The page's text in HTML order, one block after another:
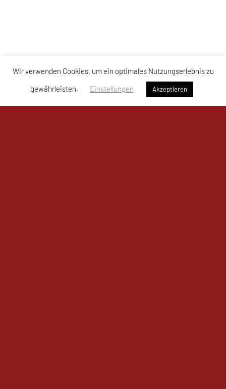
Wir verwenden Cookies, um ein optimales Nutzungserlebnis zu
gewährleisten.
Einstellungen Akzeptieren